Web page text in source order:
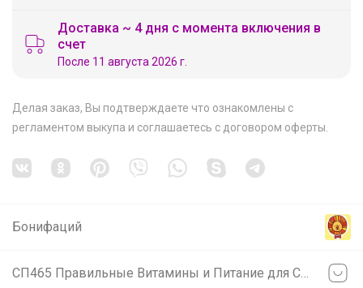
Доставка ~ 4 дня с момента включения в
счет
После 11 августа 2026 г.
Делая заказ, Вы подтверждаете что ознакомлены с
регламентом выкупа и соглашаетесь с договором оферты
Бонифаций